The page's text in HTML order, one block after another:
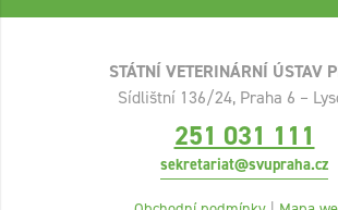
STÁTNÍ VETERINÁRNÍ ÚSTAV
Sídlištní 136/24, Praha 6 –
251 031 111
sekretariat@svupraha.cz